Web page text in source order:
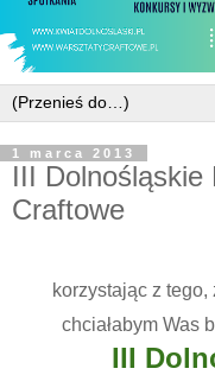
1 marca 2013
III Dolnośląskie
Craftowe
korzystając z
chciałabym Was
III